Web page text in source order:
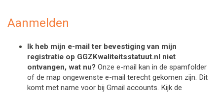
Aanmelden
Ik heb mijn e-mail ter bevestiging van mijn
registratie op GGZKwaliteitsstatuut.nl niet
ontvangen, wat nu? Onze e-mail kan in de spamfolder
of de map ongewenste e-mail terecht gekomen zijn. Dit
komt met name voor bij Gmail accounts. Kijk de